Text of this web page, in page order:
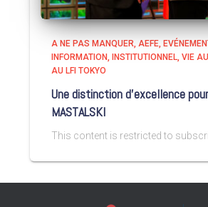
A NE PAS MANQUER AEFE
INFORMATION
INSTITUTIONNEL VIE
AU LFI TOKYO
Une distinction d’excellence
MASTALSKI
This content is restricted to